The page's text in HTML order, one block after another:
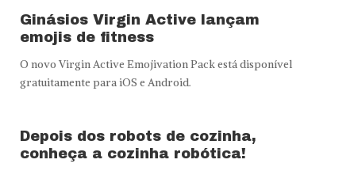
Ginásios Virgin Active lançam
emojis de fitness
O novo Virgin Active Emojivation Pack está disponível
gratuitamente para iOS e Android.
Depois dos robots de cozinha,
conheça a cozinha robótica!